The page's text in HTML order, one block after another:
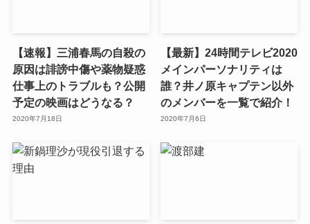
【速報】三浦春馬の自殺の
原因は誹謗中傷や薬物疑惑
仕事上のトラブルも？公開
予定の映画はどうなる？
2020年7月18日
【最新】24時間テレビ2020
メインパーソナリティは
誰？井ノ原キャプテン以外
のメンバーを一覧で紹介！
2020年7月6日